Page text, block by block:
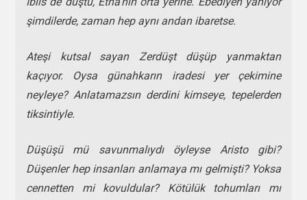
şimdilerde, zaman hep aynı andan ibaretse.
Ateşi kutsal sayan Zerdüşt düşüp yanmaktan
kaçıyor. Oysa günahkarın iradesi yer çekimine
neyleye? Anlatamazsın derdini kimseye, tepelerden
tiksintiyle.
Düşüşü mü savunmalıydı öyleyse Aristo gibi?
Düşenler hep insanları anlamaya mı gelmişti? Yoksa
cennetten mi kovuldular? Kötülük tohumları mı